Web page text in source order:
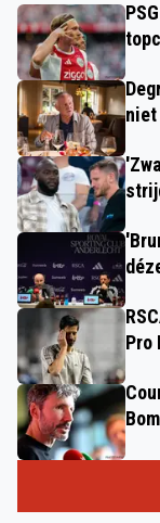
niet
Pro